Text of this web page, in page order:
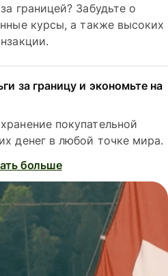
границей? Забудьте о
курсы, а также высоких
за границу и экономьте на
покупательной
денег в любой точке мира.
больше